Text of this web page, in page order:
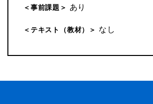
＜事前課題＞ あり
＜テキスト（教材）＞ なし